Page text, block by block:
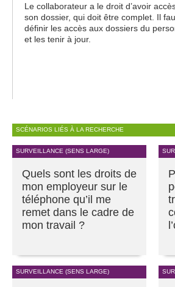
Le collaborateur a le droit d’avoir
son dossier, qui doit être complet. Il
définir les accès aux dossiers du
et les tenir à jour.
SCÉNARIOS LIÉS À LA RECHERCHE
SURVEILLANCE (SENS LARGE)
Quels sont les droits de
mon employeur sur le
téléphone qu’il me
remet dans le cadre de
mon travail ?
SURVEILLANCE (SENS LARGE)